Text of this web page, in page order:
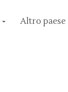
Altro paese